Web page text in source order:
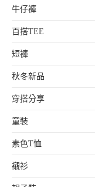
牛仔褲
百搭TEE
短褲
秋冬新品
穿搭分享
童裝
素色T恤
襯衫